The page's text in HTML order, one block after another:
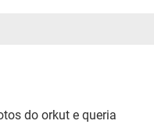
do orkut e queria